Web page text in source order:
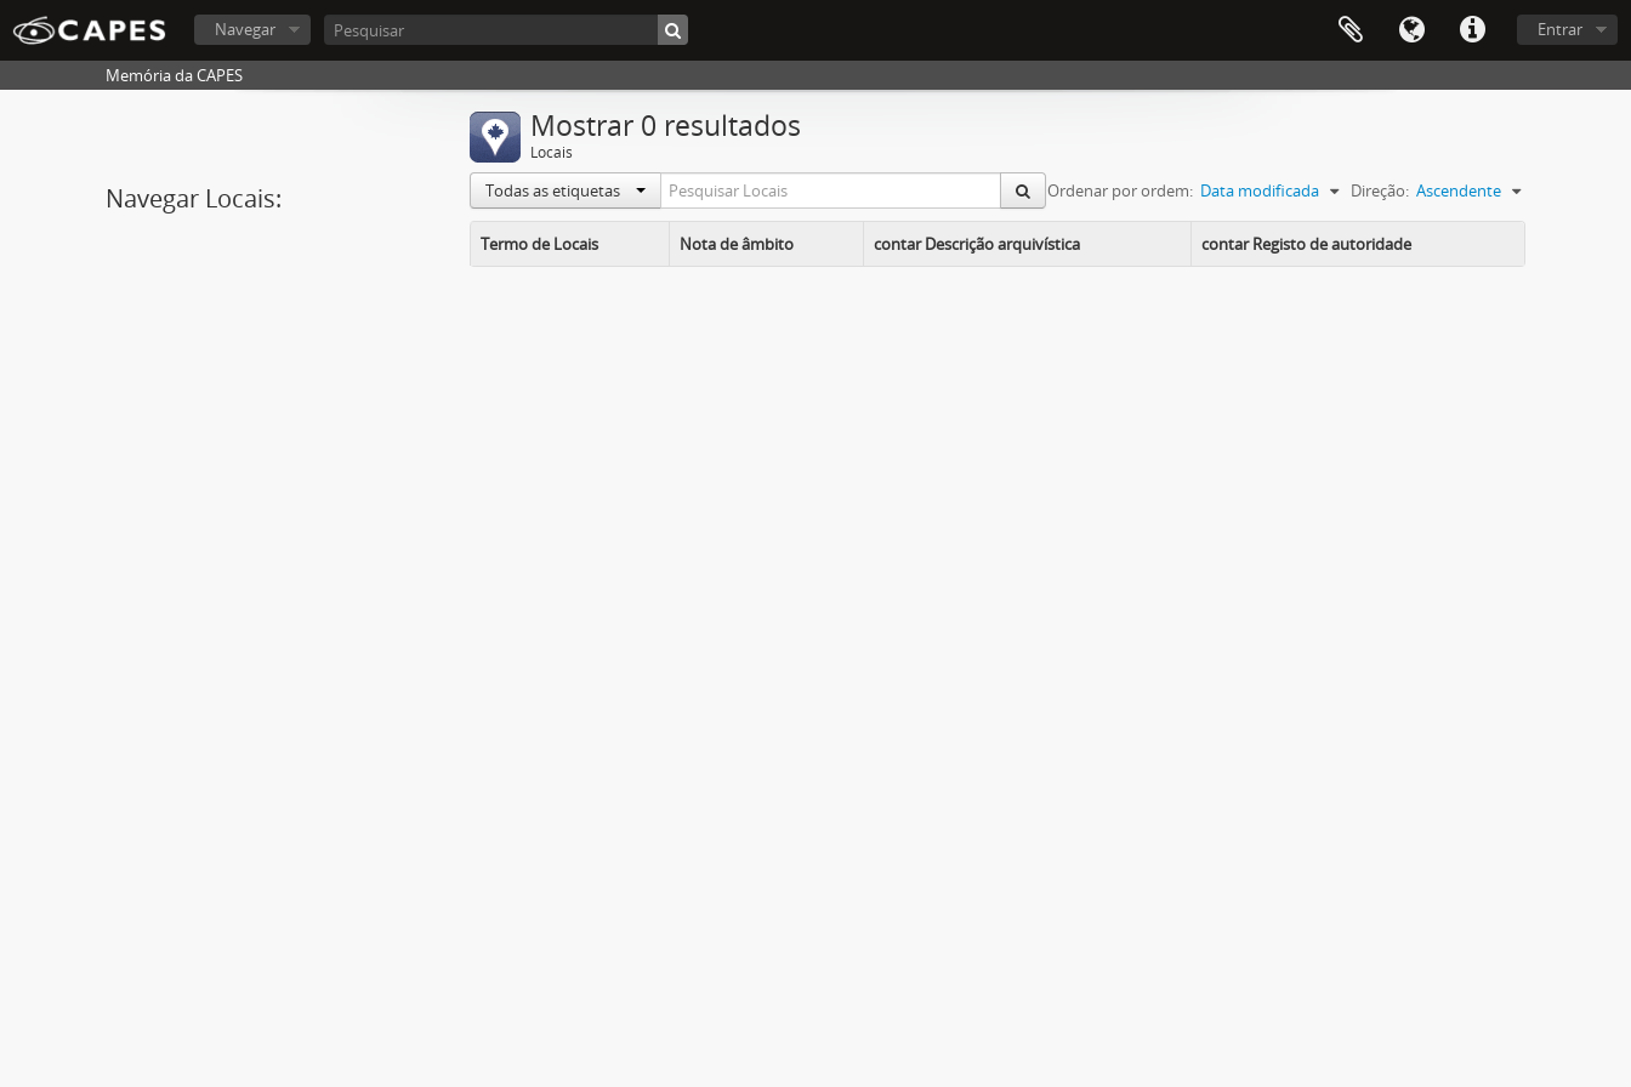
Entrar
Navegar
Memória da CAPES
Navegar Locais:
Mostrar 0 resultados
Locais
Todas as etiquetas Ordenar por ordem: Data modificada Direção: Ascendente
Termo de Locais Nota de âmbito contar Descrição arquivística contar Registo de autoridade